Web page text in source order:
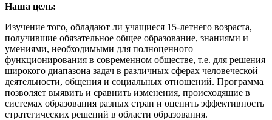
Наша цель:
Изучение того, обладают ли учащиеся 15-летнего возраста,
получившие обязательное общее образование, знаниями и
умениями, необходимыми для полноценного
функционирования в современном обществе, т.е. для решения
широкого диапазона задач в различных сферах человеческой
деятельности, общения и социальных отношений. Программа
позволяет выявить и сравнить изменения, происходящие в
системах образования разных стран и оценить эффективность
стратегических решений в области образования.